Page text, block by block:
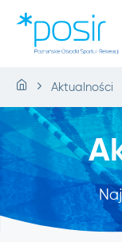
Aktualności